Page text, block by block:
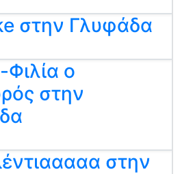
στην Γλυφάδα
ο
στην
στην